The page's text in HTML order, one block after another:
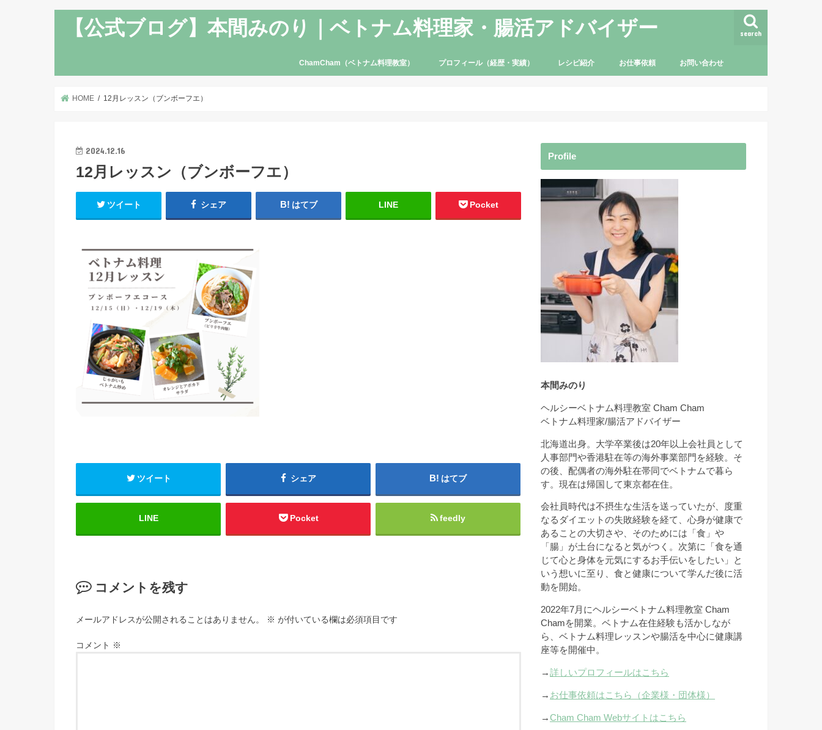
【公式ブログ】本間みのり｜ベトナム料理家・腸活アドバイザー search
ChamCham（ベトナム料理教室） プロフィール（経歴・実績） レシピ紹介 お仕事依頼 お問い合わせ
HOME 12月レッスン（ブンボーフエ）
2024.12.16
12月レッスン（ブンボーフエ）
ツイート シェア はてブ LINE Pocket
ツイート シェア はてブ
LINE Pocket feedly
コメントを残す
メールアドレスが公開されることはありません。 ※ が付いている欄は必須項目です
コメント ※
Profile
本間みのり
ヘルシーベトナム料理教室 Cham Cham
ベトナム料理家/腸活アドバイザー
北海道出身。大学卒業後は20年以上会社員として
人事部門や香港駐在等の海外事業部門を経験。そ
の後、配偶者の海外駐在帯同でベトナムで暮ら
す。現在は帰国して東京都在住。
会社員時代は不摂生な生活を送っていたが、度重
なるダイエットの失敗経験を経て、心身が健康で
あることの大切さや、そのためには「食」や
「腸」が土台になると気がつく。次第に「食を通
じて心と身体を元気にするお手伝いをしたい」と
いう想いに至り、食と健康について学んだ後に活
動を開始。
2022年7月にヘルシーベトナム料理教室 Cham
Chamを開業。ベトナム在住経験も活かしなが
ら、ベトナム料理レッスンや腸活を中心に健康講
座等を開催中。
→詳しいプロフィールはこちら
→ お仕事依頼はこちら（企業様・団体様）
→Cham Cham Webサイトはこちら